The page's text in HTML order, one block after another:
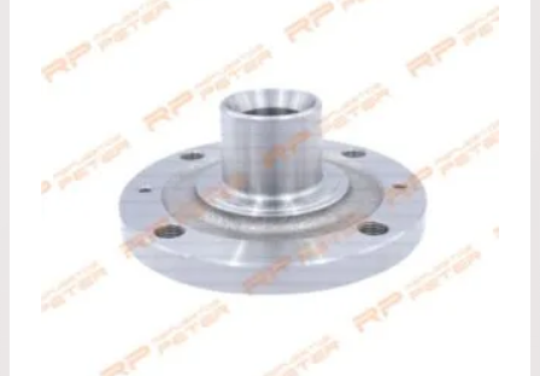
desde
$79.990
hasta
$103.990